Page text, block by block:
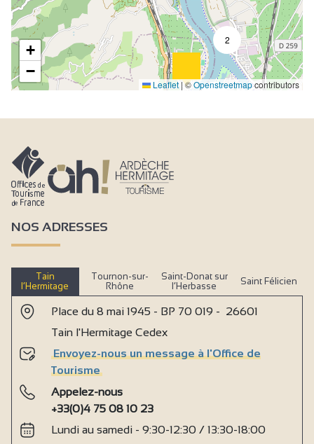
2
+
−
Leaflet|©Openstreetmapcontributors
NOS ADRESSES
Tain
l’Hermitage
Tournon-sur-
Rhône
Saint-Donat sur
l’Herbasse
Saint Félicien
Place du 8 mai 1945 - BP 70 019 - 26601
Tain l'Hermitage Cedex
Envoyez-nous un message à l'Office de
Tourisme
Appelez-nous
+33(0)4 75 08 10 23
Lundi au samedi - 9:30-12:30 / 13:30-18:00